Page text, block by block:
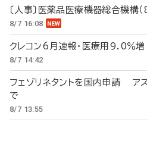
〔人事〕医薬品医療機器総合機
8/7 16:08
クレコン6月速報・医療用9.0
8/7 14:42
フェゾリネタントを国内申請 ア
で
8/7 13:55